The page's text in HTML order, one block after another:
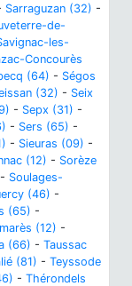
Sarraguzan (32) -
de-
les-
Concourès
(64) - Ségos
(32) - Seix
- Sepx (31) -
- Sers (65) -
- Sieuras (09) -
(12) - Sorèze
- Soulages-
(46) -
(65) -
(12) -
(66) - Taussac
(81) - Teyssode
- Thérondels